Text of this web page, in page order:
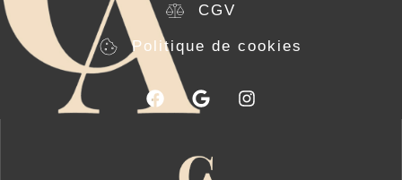
CGV
Politique de cookies